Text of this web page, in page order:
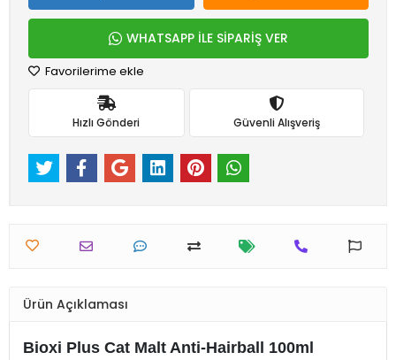
WHATSAPP İLE SİPARİŞ VER
Favorilerime ekle
Hızlı Gönderi Güvenli Alışveriş
Ürün Açıklaması
Bioxi Plus Cat Malt Anti-Hairball 100ml